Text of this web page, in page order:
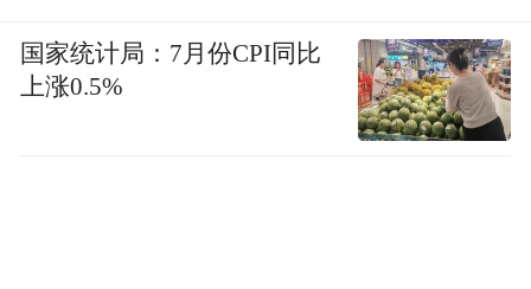
国家统计局：7月份CPI同比
上涨0.5%